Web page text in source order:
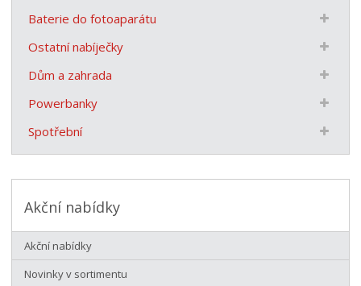
Baterie do fotoaparátu
Ostatní nabíječky
Dům a zahrada
Powerbanky
Spotřební
Akční nabídky
Akční nabídky
Novinky v sortimentu